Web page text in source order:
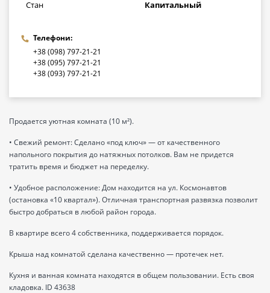
Стан
Капитальный
Телефони:
+38 (098) 797-21-21
+38 (095) 797-21-21
+38 (093) 797-21-21
Продается уютная комната (10 м²).
• Свежий ремонт: Сделано «под ключ» — от качественного
напольного покрытия до натяжных потолков. Вам не придется
тратить время и бюджет на переделку.
• Удобное расположение: Дом находится на ул. Космонавтов
(остановка «10 квартал»). Отличная транспортная развязка позволит
быстро добраться в любой район города.
В квартире всего 4 собственника, поддерживается порядок.
Крыша над комнатой сделана качественно — протечек нет.
Кухня и ванная комната находятся в общем пользовании. Есть своя
кладовка. ID 43638